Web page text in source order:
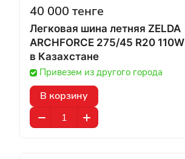
40 000 тенге
Легковая шина летняя ZELDA
ARCHFORCE 275/45 R20 110W
в Казахстане
Привезем из другого города
В корзину